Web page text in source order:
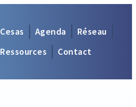
Cesas Agenda
Réseau
Ressources
Contact